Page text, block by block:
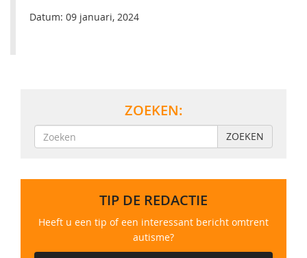
Datum: 09 januari, 2024
ZOEKEN:
ZOEKEN
TIP DE REDACTIE
Heeft u een tip of een interessant bericht omtrent
autisme?